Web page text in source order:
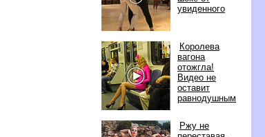
увиденного
Королева
агона
отожгла!
идео не
оставит
равнодушным
Ржу не